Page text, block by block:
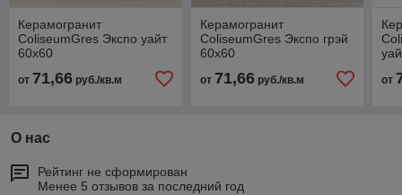
Керамогранит
ColiseumGres Экспо уайт
60х60
от 71,66 руб./кв.м
Керамогранит
ColiseumGres Экспо грэй
60х60
от 71,66руб./кв.м от
О нас
Рейтинг не сформирован
Менее 5 отзывов за последний год